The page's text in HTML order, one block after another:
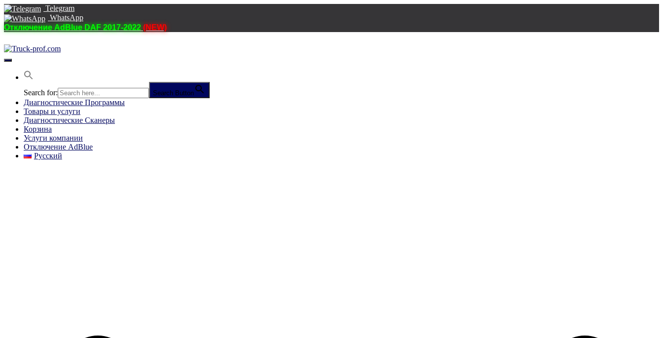
Telegram
WhatsApp
Отключение AdBlue DAF 2017-2022 (NEW)
Переключить
навигацию
Search for: Search Button
Диагностические Программы
Товары и услуги
Диагностические Сканеры
Корзина
Услуги компании
Отключение AdBlue
Русский